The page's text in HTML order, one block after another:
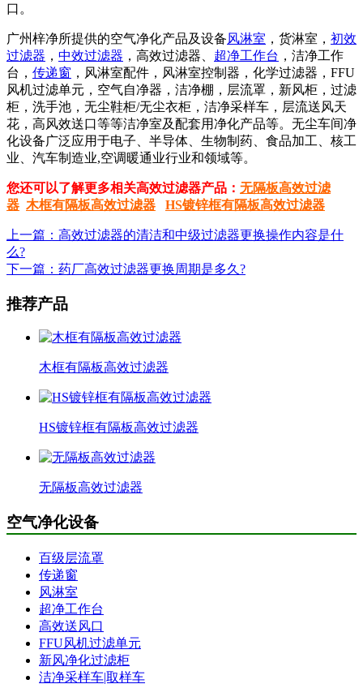
口。
广州梓净所提供的空气净化产品及设备风淋室 ，货淋室， 初效
过滤器 ， 中效过滤器 ，高效过滤器、 超净工作台 ，洁净工作
台， 传递窗 ，风淋室配件，风淋室控制器，化学过滤器，FFU
风机过滤单元，空气自净器，洁净棚，层流罩，新风柜，过滤
柜，洗手池，无尘鞋柜/无尘衣柜，洁净采样车，层流送风天
花，高风效送口等等洁净室及配套用净化产品等。无尘车间净
化设备广泛应用于电子、半导体、生物制药、食品加工、核工
业、汽车制造业,空调暖通业行业和领域等。
您还可以了解更多相关高效过滤器产品： 无隔板高效过滤
器 木框有隔板高效过滤器 HS镀锌框有隔板高效过滤器
上一篇：高效过滤器的清洁和中级过滤器更换操作内容是什
么?
下一篇：药厂高效过滤器更换周期是多久?
推荐产品
木框有隔板高效过滤器
HS镀锌框有隔板高效过滤器
无隔板高效过滤器
空气净化设备
百级层流罩
传递窗
风淋室
超净工作台
高效送风口
FFU风机过滤单元
新风净化过滤柜
洁净采样车|取样车